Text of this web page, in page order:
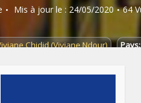
Mis à jour le : 24/05/2020 64
Chidid (Viviane Ndour) Pays: